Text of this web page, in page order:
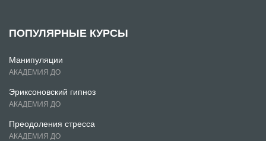
ПОПУЛЯРНЫЕ КУРСЫ
Манипуляции
АКАДЕМИЯ ДО
Эриксоновский гипноз
АКАДЕМИЯ ДО
Преодоления стресса
АКАДЕМИЯ ДО